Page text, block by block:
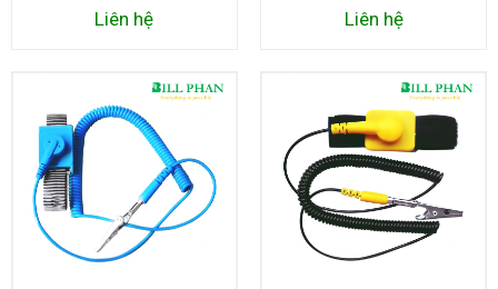
Liên hệ Liên hệ